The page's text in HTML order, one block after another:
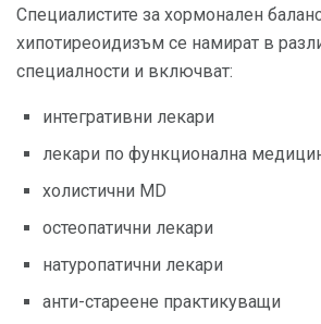
Специалистите за хормонален
хипотиреоидизъм се намират в
специалности и включват:
интегративни лекари
лекари по функционална
холистични MD
остеопатични лекари
натуропатични лекари
анти-стареене практикуващи